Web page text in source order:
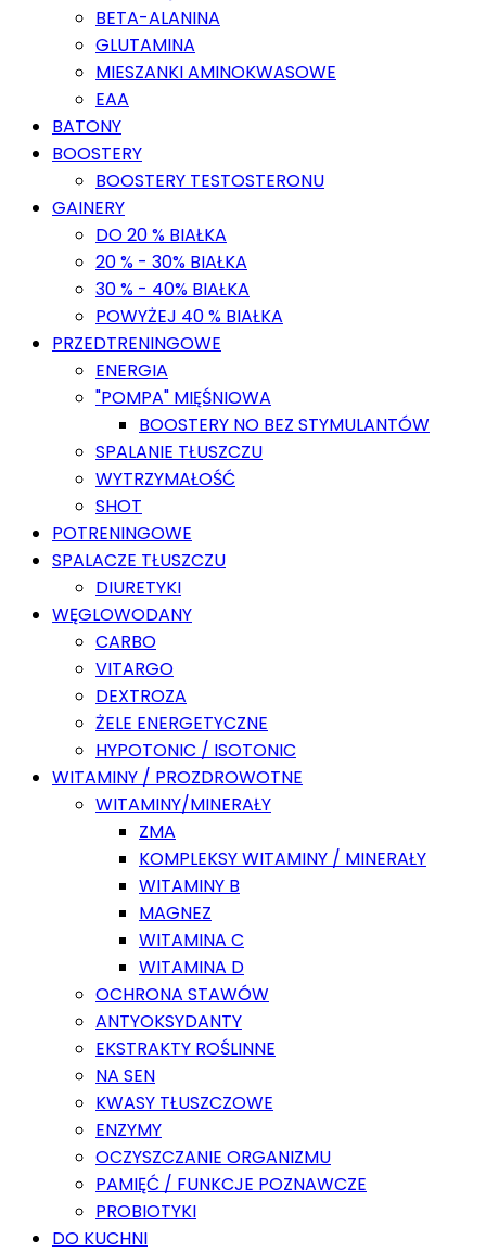
BETA-ALANINA
GLUTAMINA
MIESZANKI AMINOKWASOWE
EAA
BATONY
BOOSTERY
BOOSTERY TESTOSTERONU
GAINERY
DO 20 % BIAŁKA
20 % - 30% BIAŁKA
30 % - 40% BIAŁKA
POWYŻEJ 40 % BIAŁKA
PRZEDTRENINGOWE
ENERGIA
"POMPA" MIĘŚNIOWA
BOOSTERY NO BEZ STYMULANTÓW
SPALANIE TŁUSZCZU
WYTRZYMAŁOŚĆ
SHOT
POTRENINGOWE
SPALACZE TŁUSZCZU
DIURETYKI
WĘGLOWODANY
CARBO
VITARGO
DEXTROZA
ŻELE ENERGETYCZNE
HYPOTONIC / ISOTONIC
WITAMINY / PROZDROWOTNE
WITAMINY/MINERAŁY
ZMA
KOMPLEKSY WITAMINY / MINERAŁY
WITAMINY B
MAGNEZ
WITAMINA C
WITAMINA D
OCHRONA STAWÓW
ANTYOKSYDANTY
EKSTRAKTY ROŚLINNE
NA SEN
KWASY TŁUSZCZOWE
ENZYMY
OCZYSZCZANIE ORGANIZMU
PAMIĘĆ / FUNKCJE POZNAWCZE
PROBIOTYKI
DO KUCHNI